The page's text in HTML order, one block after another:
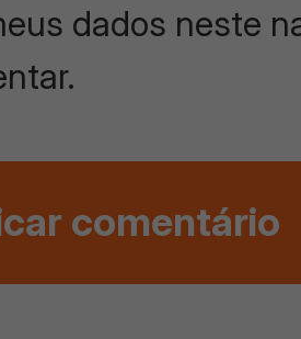
dados neste